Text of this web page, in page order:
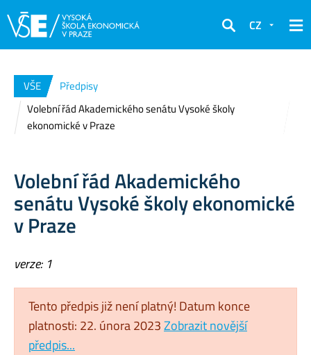
Hledat
CZ
VŠE
Předpisy
Volební řád Akademického senátu Vysoké školy
ekonomické v Praze
Volební řád Akademického
senátu Vysoké školy ekonomické
v Praze
verze: 1
Tento předpis již není platný! Datum konce
platnosti: 22. února 2023Zobrazit novější
předpis...